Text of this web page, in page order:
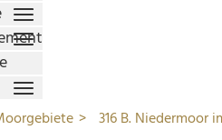
316 B. Niedermoor